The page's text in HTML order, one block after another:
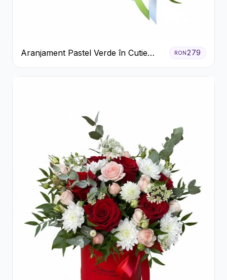
Aranjament Pastel Verde în Cutie
Galben Pal
RON279